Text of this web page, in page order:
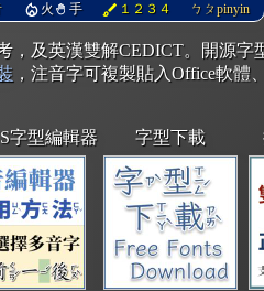
火 手 １２３４ ㄅㄆpinyin
，及英漢雙解CEDICT。開源字
，注音字可複製貼入Office軟體
字型編輯器 字型下載